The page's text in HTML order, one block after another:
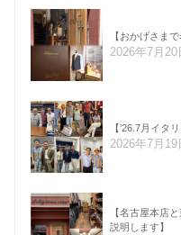
【おかげさま
2026年7月20
【’26.7月イタ
2026年7月19
【名古屋本店
説明します】